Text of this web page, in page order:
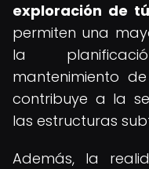
exploración de
permiten una
la
mantenimiento
contribuye a la
las estructuras
Además, la